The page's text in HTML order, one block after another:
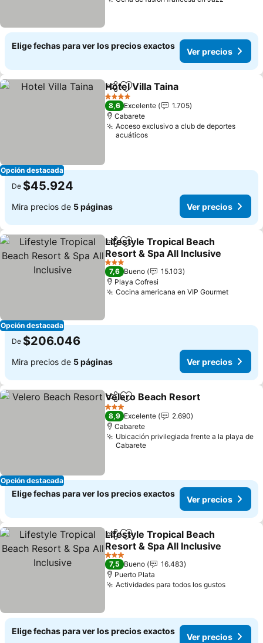
Elige fechas para ver los precios exactos
Ver precios
Opción destacada
CompartirAgregar a favoritos
Hotel Villa Taina
4 Estrellas
8,6 Excelente
1.705
Cabarete
Acceso exclusivo a club de deportes
acuáticos
De $45.924
Mira precios de 5 páginas Ver precios
Opción destacada
CompartirAgregar a favoritos
Lifestyle Tropical Beach
Resort & Spa All Inclusive
3 Estrellas
7,6 Bueno
15.103
Playa Cofresi
Cocina americana en VIP Gourmet
De $206.046
Mira precios de 5 páginas Ver precios
Opción destacada
CompartirAgregar a favoritos
Velero Beach Resort
3 Estrellas
8,9 Excelente
2.690
Cabarete
Ubicación privilegiada frente a la playa de
Cabarete
Elige fechas para ver los precios exactos
Ver precios
CompartirAgregar a favoritos
Lifestyle Tropical Beach
Resort & Spa All Inclusive
3 Estrellas
7,5 Bueno
16.483
Puerto Plata
Actividades para todos los gustos
Elige fechas para ver los precios exactos
Ver precios